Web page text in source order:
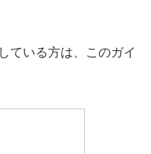
ている方は、このガイ